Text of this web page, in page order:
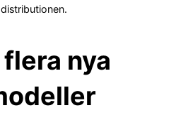
nya